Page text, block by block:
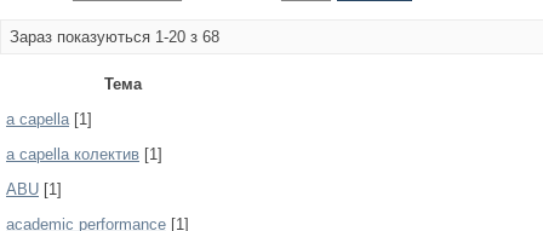
Зараз показуються 1-20 з 68
Тема
a capella[1]
a capella колектив [1]
ABU [1]
academic performance [1]